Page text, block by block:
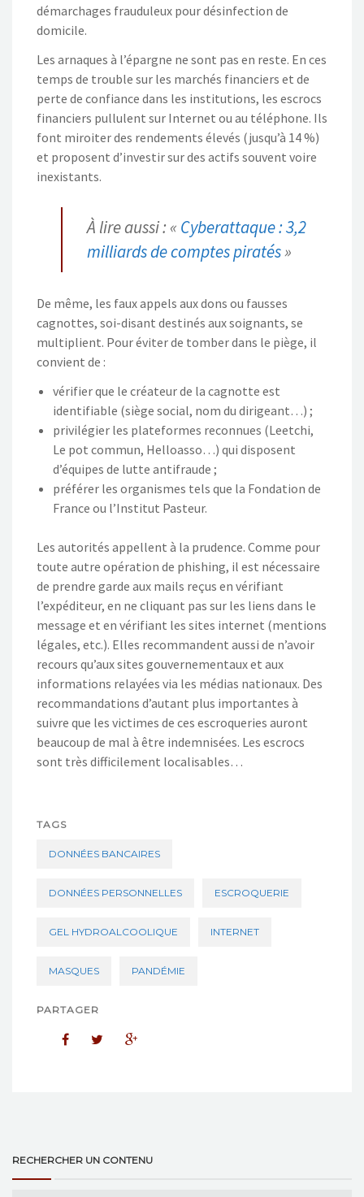
démarchages frauduleux pour désinfection de
domicile.
Les arnaques à l’épargne ne sont pas en reste. En ces
temps de trouble sur les marchés financiers et de
perte de confiance dans les institutions, les escrocs
financiers pullulent sur Internet ou au téléphone. Ils
font miroiter des rendements élevés (jusqu’à 14 %)
et proposent d’investir sur des actifs souvent voire
inexistants.
À lire aussi : « Cyberattaque : 3,2
milliards de comptes piratés»
De même, les faux appels aux dons ou fausses
cagnottes, soi-disant destinés aux soignants, se
multiplient. Pour éviter de tomber dans le piège, il
convient de :
vérifier que le créateur de la cagnotte est
identifiable (siège social, nom du dirigeant…) ;
privilégier les plateformes reconnues (Leetchi,
Le pot commun, Helloasso…) qui disposent
d’équipes de lutte antifraude ;
préférer les organismes tels que la Fondation de
France ou l’Institut Pasteur.
Les autorités appellent à la prudence. Comme pour
toute autre opération de phishing, il est nécessaire
de prendre garde aux mails reçus en vérifiant
l’expéditeur, en ne cliquant pas sur les liens dans le
message et en vérifiant les sites internet (mentions
légales, etc.). Elles recommandent aussi de n’avoir
recours qu’aux sites gouvernementaux et aux
informations relayées via les médias nationaux. Des
recommandations d’autant plus importantes à
suivre que les victimes de ces escroqueries auront
beaucoup de mal à être indemnisées. Les escrocs
sont très difficilement localisables…
TAGS
DONNÉES BANCAIRES
DONNÉES PERSONNELLES ESCROQUERIE
GEL HYDROALCOOLIQUE INTERNET
MASQUES PANDÉMIE
PARTAGER
RECHERCHER UN CONTENU